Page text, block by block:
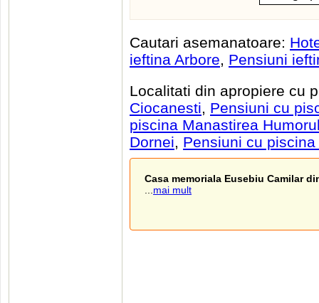
Cautari asemanatoare:
ieftina Arbore, Pensiuni
Localitati din apropiere cu
Ciocanesti, Pensiuni cu
piscina Manastirea
Dornei, Pensiuni cu
Casa memoriala Eusebiu Camilar
...mai mult